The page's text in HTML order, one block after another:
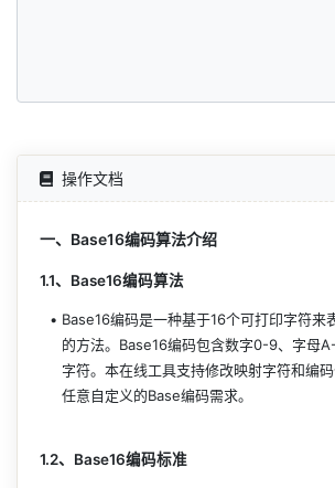
操作文档
一、Base16编码算法介绍
1.1、Base16编码算法
Base16编码是一种基于16个可打印字符来
的方法。Base16编码包含数字0-9、字母
字符。本在线工具支持修改映射字符和编
任意自定义的Base编码需求。
1.2、Base16编码标准